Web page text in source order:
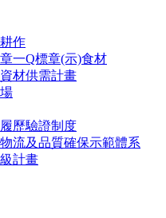
作
一Q標章(示)食材
材供需計畫
歷驗證制度
流及品質確保示範體系
計畫